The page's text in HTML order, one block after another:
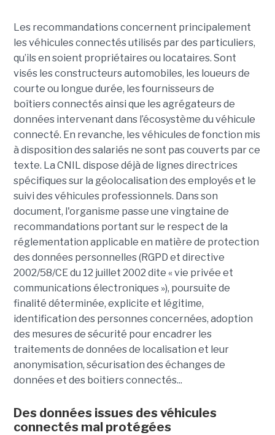
Les recommandations concernent principalement
les véhicules connectés utilisés par des particuliers,
qu’ils en soient propriétaires ou locataires. Sont
visés les constructeurs automobiles, les loueurs de
courte ou longue durée, les fournisseurs de
boîtiers connectés ainsi que les agrégateurs de
données intervenant dans l’écosystème du véhicule
connecté. En revanche, les véhicules de fonction mis
à disposition des salariés ne sont pas couverts par ce
texte. La CNIL dispose déjà de lignes directrices
spécifiques sur la géolocalisation des employés et le
suivi des véhicules professionnels. Dans son
document, l'organisme passe une vingtaine de
recommandations portant sur le respect de la
réglementation applicable en matière de protection
des données personnelles (RGPD et directive
2002/58/CE du 12 juillet 2002 dite « vie privée et
communications électroniques »), poursuite de
finalité déterminée, explicite et légitime,
identification des personnes concernées, adoption
des mesures de sécurité pour encadrer les
traitements de données de localisation et leur
anonymisation, sécurisation des échanges de
données et des boitiers connectés...
Des données issues des véhicules
connectés mal protégées